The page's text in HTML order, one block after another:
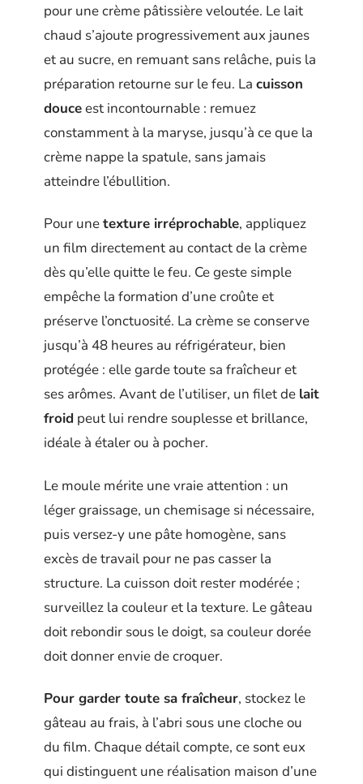
pour une crème pâtissière veloutée. Le lait
chaud s’ajoute progressivement aux jaunes
et au sucre, en remuant sans relâche, puis la
préparation retourne sur le feu. La cuisson
douceest incontournable : remuez
constamment à la maryse, jusqu’à ce que la
crème nappe la spatule, sans jamais
atteindre l’ébullition.
Pour unetexture irréprochable, appliquez
un film directement au contact de la crème
dès qu’elle quitte le feu. Ce geste simple
empêche la formation d’une croûte et
préserve l’onctuosité. La crème se conserve
jusqu’à 48 heures au réfrigérateur, bien
protégée : elle garde toute sa fraîcheur et
ses arômes. Avant de l’utiliser, un filet de lait
froid peut lui rendre souplesse et brillance,
idéale à étaler ou à pocher.
Le moule mérite une vraie attention : un
léger graissage, un chemisage si nécessaire,
puis versez-y une pâte homogène, sans
excès de travail pour ne pas casser la
structure. La cuisson doit rester modérée ;
surveillez la couleur et la texture. Le gâteau
doit rebondir sous le doigt, sa couleur dorée
doit donner envie de croquer.
Pour garder toute sa fraîcheur, stockez le
gâteau au frais, à l’abri sous une cloche ou
du film. Chaque détail compte, ce sont eux
qui distinguent une réalisation maison d’une